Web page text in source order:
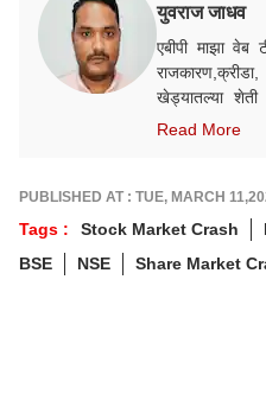
युवराज जाधव
एबीपी माझा वेब
खेड्यातल्या शेती
महाराष्ट्र
Read More
PUBLISHED AT : TUE, MARCH
Tags : Stock Market Crash
BSE
NSE Share Market